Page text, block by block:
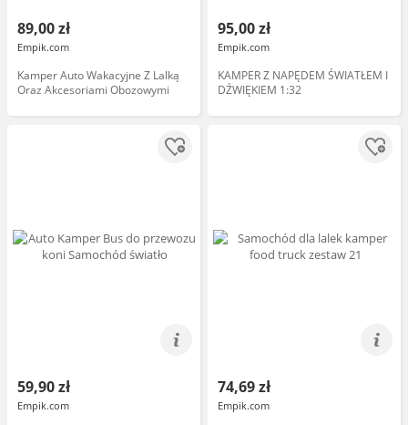
89,00 zł
Empik.com
Kamper Auto Wakacyjne Z Lalką
Oraz Akcesoriami Obozowymi
95,00 zł
Empik.com
KAMPER Z NAPĘDEM ŚWIATŁEM I
DŹWIĘKIEM 1:32
59,90 zł
Empik.com
74,69 zł
Empik.com